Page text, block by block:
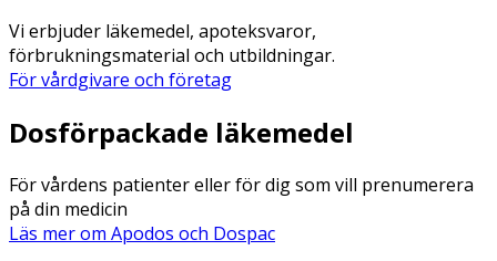
Vi erbjuder läkemedel, apoteksvaror,
förbrukningsmaterial och utbildningar.
För vårdgivare och företag
Dosförpackade läkemedel
För vårdens patienter eller för dig som vill prenumerera
på din medicin
Läs mer om Apodos och Dospac